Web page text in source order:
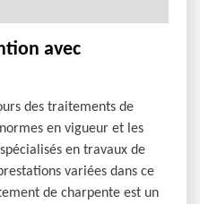
avec
des traitements de
en vigueur et les
en travaux de
variées dans ce
de charpente est un